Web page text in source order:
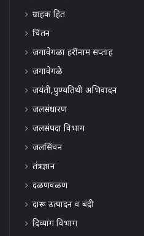
ग्राहक हित
चिंतन
जगावेगळा हरींनाम सप्ताह
जगावेगळे
जयंती,पुण्यतिथी अभिवादन
जलसंधारण
जलसंपदा विभाग
जलसिंचन
तंत्रज्ञान
दळणवळण
दारू उत्पादन व बंदी
दिव्यांग विभाग